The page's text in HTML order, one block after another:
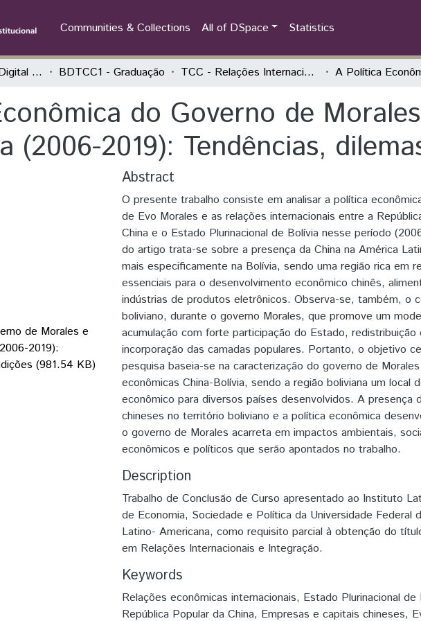
Communities & Collections All of DSpace Statistics
UNILA | Biblioteca Digital de Trabalhos de Conclusão de Curso BDTCC1 - Graduação TCC - Relações Internacionais e Integração
do Governo de
(2006-2019): Tendências,
de Morales e
2019):
(981.54 KB)
Abstract
O presente trabalho consiste em analisar a política
de Evo Morales e as relações internacionais entre a
China e o Estado Plurinacional de Bolívia nesse período
do artigo trata-se sobre a presença da China na América
mais especificamente na Bolívia, sendo uma região rica em
essenciais para o desenvolvimento econômico chinês,
indústrias de produtos eletrônicos. Observa-se, também, o
boliviano, durante o governo Morales, que promove um
acumulação com forte participação do Estado, redistribuição
incorporação das camadas populares. Portanto, o objetivo
pesquisa baseia-se na caracterização do governo de
econômicas China-Bolívia, sendo a região boliviana um local
econômico para diversos países desenvolvidos. A presença
chineses no território boliviano e a política econômica
o governo de Morales acarreta em impactos ambientais,
econômicos e políticos que serão apontados no trabalho.
Description
Trabalho de Conclusão de Curso apresentado ao Instituto
de Economia, Sociedade e Política da Universidade Federal
Latino- Americana, como requisito parcial à obtenção do
em Relações Internacionais e Integração.
Keywords
Relações econômicas internacionais, Estado Plurinacional de
República Popular da China, Empresas e capitais chineses,